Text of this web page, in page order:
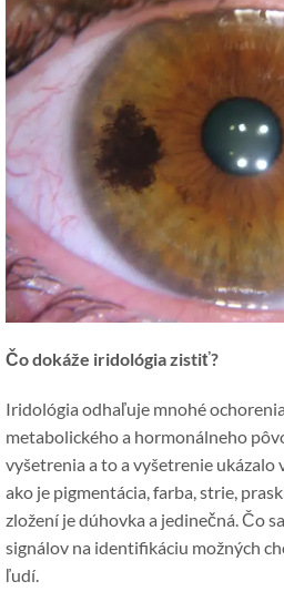
Čo dokáže iridológia zistiť?
Iridológia odhaľuje mnohé
metabolického a hormonálneho
vyšetrenia a to a vyšetrenie ukázalo
ako je pigmentácia, farba, strie,
zložení je dúhovka a jedinečná. Čo
signálov na identifikáciu možných
ľudí.